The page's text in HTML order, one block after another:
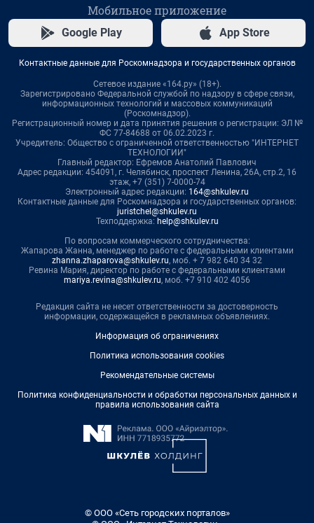
Мобильное приложение
Google Play App Store
Контактные данные для Роскомнадзора и государственных органов
Сетевое издание «164.ру» (18+).
Зарегистрировано Федеральной службой по надзору в сфере связи,
информационных технологий и массовых коммуникаций
(Роскомнадзор).
Регистрационный номер и дата принятия решения о регистрации: ЭЛ №
ФС 77-84688 от 06.02.2023 г.
Учредитель: Общество с ограниченной ответственностью "ИНТЕРНЕТ
ТЕХНОЛОГИИ"
Главный редактор: Ефремов Анатолий Павлович
Адрес редакции: 454091, г. Челябинск, проспект Ленина, 26А, стр.2, 16
этаж, +7 (351) 7-0000-74
Электронный адрес редакции: 164@shkulev.ru
Контактные данные для Роскомнадзора и государственных органов:
juristchel@shkulev.ru
Техподдержка: help@shkulev.ru
По вопросам коммерческого сотрудничества:
Жапарова Жанна, менеджер по работе с федеральными клиентами
zhanna.zhaparova@shkulev.ru, моб. + 7 982 640 34 32
Ревина Мария, директор по работе с федеральными клиентами
mariya.revina@shkulev.ru, моб. +7 910 402 4056
Редакция сайта не несет ответственности за достоверность
информации, содержащейся в рекламных объявлениях.
Информация об ограничениях
Политика использования cookies
Рекомендательные системы
Политика конфиденциальности и обработки персональных данных и
правила использования сайта
© ООО «Сеть городских порталов»